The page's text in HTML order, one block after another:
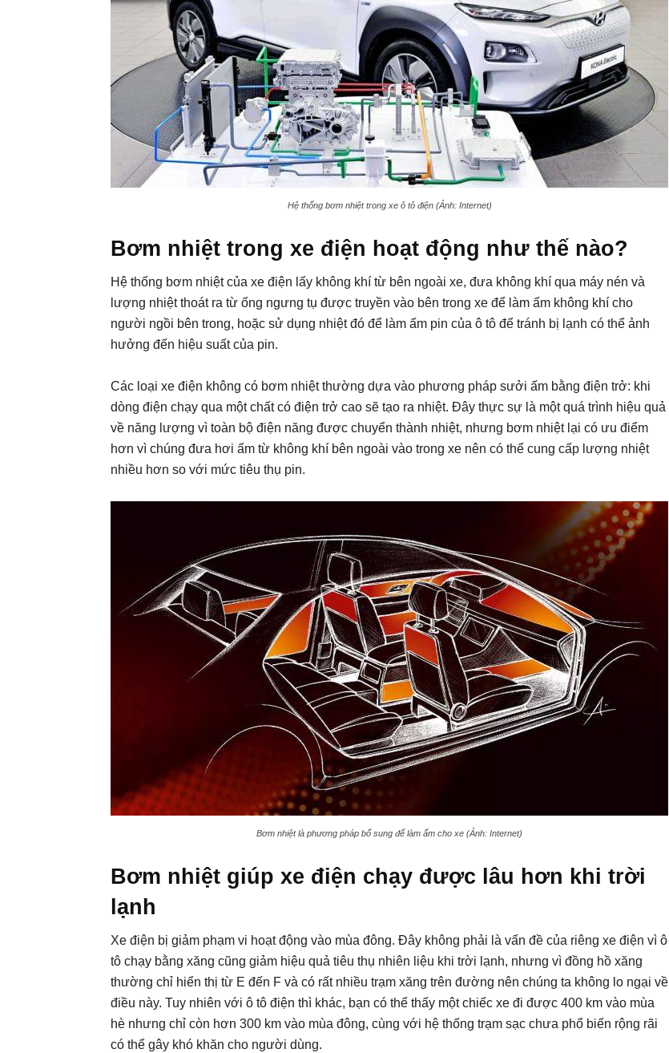
Hệ thống bơm nhiệt trong xe ô tô điện (Ảnh: Internet)
Bơm nhiệt trong xe điện hoạt động như thế nào?
Hệ thống bơm nhiệt của xe điện lấy không khí từ bên ngoài xe, đưa không khí qua máy nén và
lượng nhiệt thoát ra từ ống ngưng tụ được truyền vào bên trong xe để làm ấm không khí cho
người ngồi bên trong, hoặc sử dụng nhiệt đó để làm ấm pin của ô tô để tránh bị lạnh có thể ảnh
hưởng đến hiệu suất của pin.
Các loại xe điện không có bơm nhiệt thường dựa vào phương pháp sưởi ấm bằng điện trở: khi
dòng điện chạy qua một chất có điện trở cao sẽ tạo ra nhiệt. Đây thực sự là một quá trình hiệu quả
về năng lượng vì toàn bộ điện năng được chuyển thành nhiệt, nhưng bơm nhiệt lại có ưu điểm
hơn vì chúng đưa hơi ấm từ không khí bên ngoài vào trong xe nên có thể cung cấp lượng nhiệt
nhiều hơn so với mức tiêu thụ pin.
Bơm nhiệt là phương pháp bổ sung để làm ấm cho xe (Ảnh: Internet)
Bơm nhiệt giúp xe điện chạy được lâu hơn khi trời
lạnh
Xe điện bị giảm phạm vi hoạt động vào mùa đông. Đây không phải là vấn đề của riêng xe điện vì ô
tô chạy bằng xăng cũng giảm hiệu quả tiêu thụ nhiên liệu khi trời lạnh, nhưng vì đồng hồ xăng
thường chỉ hiển thị từ E đến F và có rất nhiều trạm xăng trên đường nên chúng ta không lo ngại về
điều này. Tuy nhiên với ô tô điện thì khác, bạn có thể thấy một chiếc xe đi được 400 km vào mùa
hè nhưng chỉ còn hơn 300 km vào mùa đông, cùng với hệ thống trạm sạc chưa phổ biến rộng rãi
có thể gây khó khăn cho người dùng.